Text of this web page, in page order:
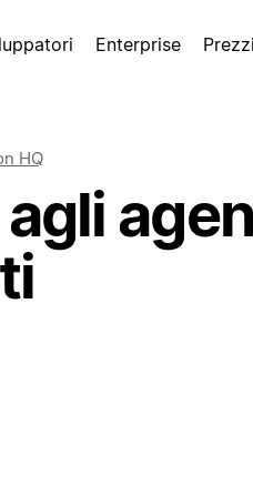
Enterprise Prezzi
HQ